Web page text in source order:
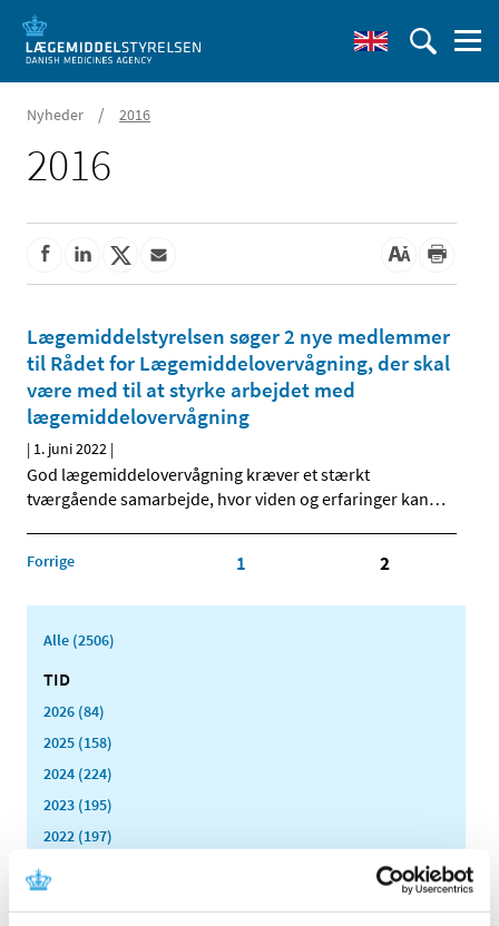
Nyheder / 2016
2016
Lægemiddelstyrelsen søger 2 nye medlemmer
til Rådet for Lægemiddelovervågning, der skal
være med til at styrke arbejdet med
lægemiddelovervågning
| 1. juni 2022 |
God lægemiddelovervågning kræver et stærkt
tværgående samarbejde, hvor viden og erfaringer kan…
Forrige 1 2
Alle (2506)
TID
2026 (84)
2025 (158)
2024 (224)
2023 (195)
2022 (197)